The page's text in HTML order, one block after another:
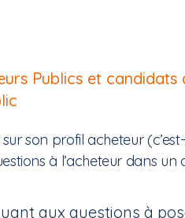
Publics et candidats
son profil acheteur
à l’acheteur dans un
aux questions à